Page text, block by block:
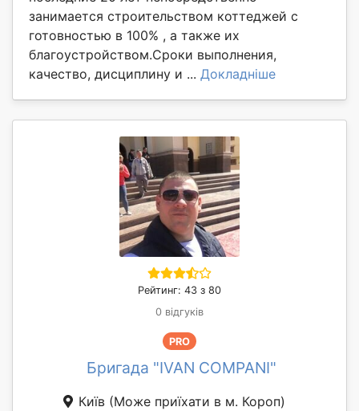
занимается строительством коттеджей с
готовностью в 100% , а также их
благоустройством.Сроки выполнения,
качество, дисциплину и ... Докладніше
Рейтинг: 43 з 80
0 відгуків
PRO
Бригада "IVAN COMPANI"
Київ (Може приїхати в м. Короп)